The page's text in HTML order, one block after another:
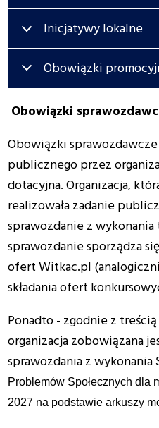
Inicjatywy lokalne
Obowiązki
Obowiązki
Obowiązki
publicznego przez
dotacyjna. Organizacja,
realizowała zadanie
sprawozdanie z
sprawozdanie sporządza
ofert Witkac.pl
składania ofert
Ponadto - zgodnie z
organizacja zobowiązana
sprawozdania z wykonania
Problemów Społecznych dla
2027 na podstawie arkuszy